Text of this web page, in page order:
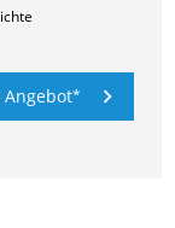
Angebot